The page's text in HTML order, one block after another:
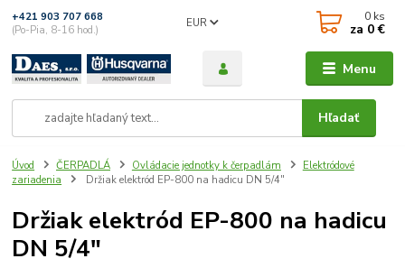
Menu
EUR
Hľadať
+421 903 707 668
(Po-Pia, 8-16 hod.)
0 ks
za 0 €
Úvod ČERPADLÁ Ovládacie jednotky k čerpadlám
Elektródové
zariadenia
Držiak elektród EP-800 na hadicu DN 5/4"
Držiak elektród EP-800 na hadicu
DN 5/4"